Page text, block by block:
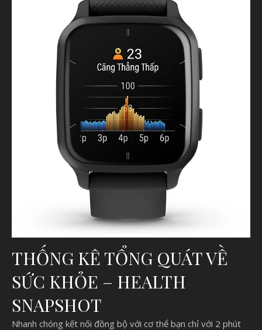
THỐNG KÊ TỔNG QUÁT VỀ
SỨC KHỎE – HEALTH
SNAPSHOT
Nhanh chóng kết nối đồng bộ với cơ thể bạn chỉ với 2 phút